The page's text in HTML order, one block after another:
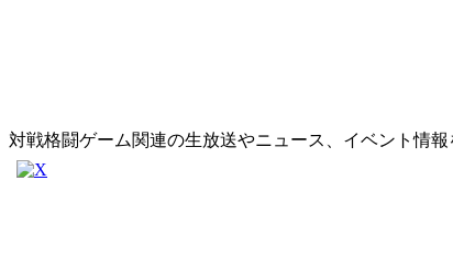
対戦格闘ゲーム関連の生放送やニュース、イベント情